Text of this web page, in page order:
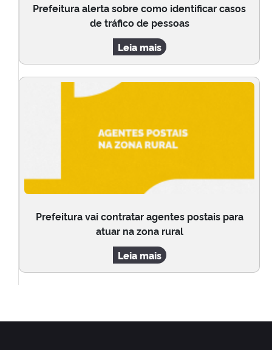
Prefeitura alerta sobre como identificar casos
de tráfico de pessoas
Leia mais
Prefeitura vai contratar agentes postais para
atuar na zona rural
Leia mais